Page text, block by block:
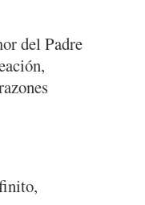
del Padre